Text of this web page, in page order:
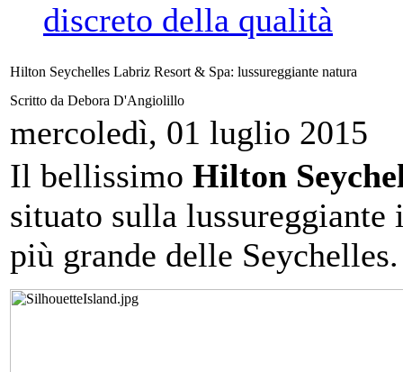
discreto della qualità
Hilton Seychelles Labriz Resort & Spa: lussureggiante natura
Scritto da Debora D'Angiolillo
mercoledì, 01 luglio 2015
Il bellissimo Hilton
situato sulla
più grande delle Seychelles.